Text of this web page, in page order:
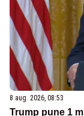
8 aug. 2026, 08:53
Trump pune 1